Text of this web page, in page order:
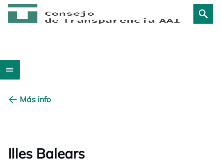
Más info
Illes Balears